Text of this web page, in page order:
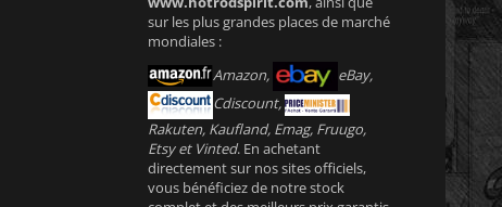
sur les plus grandes places de marché
mondiales :
Amazon,
eBay,
Cdiscount,
Rakuten, Kaufland, Emag, Fruugo,
Etsy et Vinted. En achetant
directement sur nos sites officiels,
vous bénéficiez de notre stock